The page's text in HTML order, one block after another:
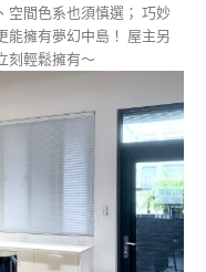
空間色系也須慎選； 巧妙
能擁有夢幻中島！ 屋主另
刻輕鬆擁有～